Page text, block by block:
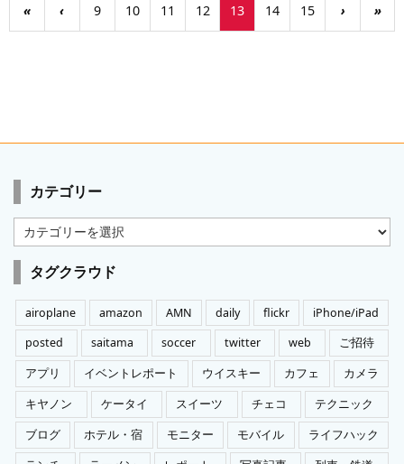
« ‹ 9 10 11 12 13 14 15 › »
カテゴリー
カ
テ
ゴ
リ
ー
タグクラウド
airoplane amazon AMN daily flickr
iPhone/iPad
posted
saitama soccer twitter web
ご招待
アプリ
イベントレポート ウイスキー カフェ
カメラ
キヤノン
ケータイ スイーツ チェコ
テクニック
ブログ
ホテル・宿 モニター モバイル
ライフハック